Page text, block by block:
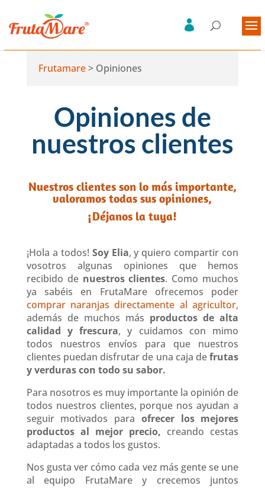
Frutamare> Opiniones
Opiniones de
nuestros clientes
Nuestros clientes son lo más importante,
valoramos todas sus opiniones,
¡Déjanos la tuya!
¡Hola a todos! Soy Elia, y quiero compartir con
vosotros algunas opiniones que hemos
recibido de nuestros clientes. Como muchos
ya sabéis en FrutaMare ofrecemos poder
comprar naranjas directamente al agricultor,
además de muchos más productos de alta
calidad y frescura, y cuidamos con mimo
todos nuestros envíos para que nuestros
clientes puedan disfrutar de una caja defrutas
y verduras con todo su sabor.
Para nosotros es muy importante la opinión de
todos nuestros clientes, porque nos ayudan a
seguir motivados para ofrecer los mejores
productos al mejor precio, creando cestas
adaptadas a todos los gustos.
Nos gusta ver cómo cada vez más gente se une
al equipo FrutaMare y crecemos juntos